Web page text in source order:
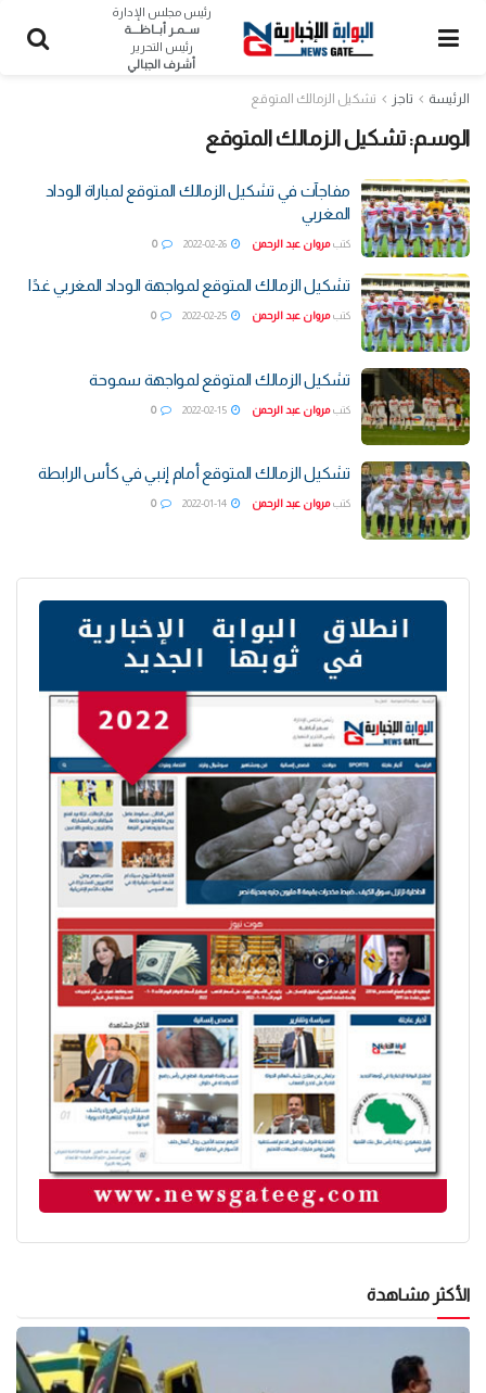
رئيس مجلس الإدارة
ســمـر أبــاظــــة
رئيس التحرير
أشرف الجبالي
الرئيسة تاجز تشكيل الزمالك المتوقع
الوسم:تشكيل الزمالك المتوقع
مفاجآت في تشكيل الزمالك المتوقع لمباراة الوداد
المغربي
كتب مروان عبد الرحمن 0
تشكيل الزمالك المتوقع لمواجهة الوداد المغربي غدًا
كتب مروان عبد الرحمن 0
تشكيل الزمالك المتوقع لمواجهة سموحة
كتب مروان عبد الرحمن 0
تشكيل الزمالك المتوقع أمام إنبي في كأس الرابطة
كتب مروان عبد الرحمن 0
الأكثر مشاهدة